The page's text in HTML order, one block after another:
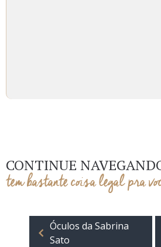
CONTINUE
tem bastante coisa legal pra
Óculos da Sabrina
Sato